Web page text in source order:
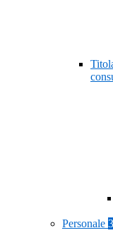
Personale